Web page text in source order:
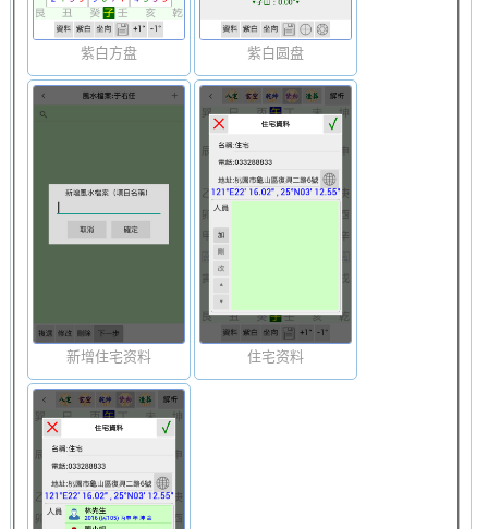
紫白方盘 紫白圆盘
新增住宅资料 住宅资料